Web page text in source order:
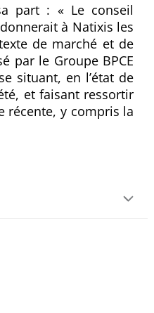
part : « Le conseil
à Natixis les
de marché et de
par le Groupe BPCE
situant, en l’état de
et faisant ressortir
récente, y compris la